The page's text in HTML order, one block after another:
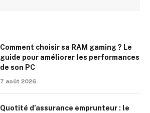
Comment choisir sa RAM gaming ? Le
guide pour améliorer les performances
de son PC
7 août 2026
Quotité d’assurance emprunteur : le